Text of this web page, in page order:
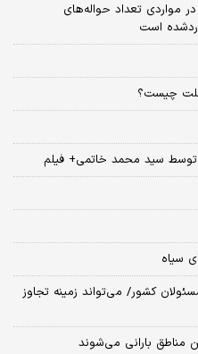
در مواردی تعداد حواله‌های
است
چیست؟
توسط سید محمد خاتمی+ فیلم
سیاه
کشور/ می‌تواند زمینه تجاوز